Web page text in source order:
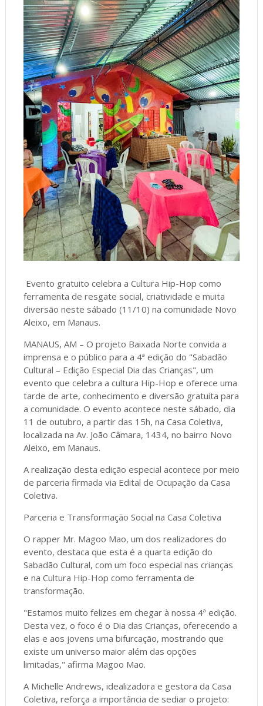
Evento gratuito celebra a Cultura Hip-Hop como
ferramenta de resgate social, criatividade e muita
diversão neste sábado (11/10) na comunidade Novo
Aleixo, em Manaus.
MANAUS, AM – O projeto Baixada Norte convida a
imprensa e o público para a 4ª edição do "Sabadão
Cultural – Edição Especial Dia das Crianças", um
evento que celebra a cultura Hip-Hop e oferece uma
tarde de arte, conhecimento e diversão gratuita para
a comunidade. O evento acontece neste sábado, dia
11 de outubro, a partir das 15h, na Casa Coletiva,
localizada na Av. João Câmara, 1434, no bairro Novo
Aleixo, em Manaus.
A realização desta edição especial acontece por meio
de parceria firmada via Edital de Ocupação da Casa
Coletiva.
Parceria e Transformação Social na Casa Coletiva
O rapper Mr. Magoo Mao, um dos realizadores do
evento, destaca que esta é a quarta edição do
Sabadão Cultural, com um foco especial nas crianças
e na Cultura Hip-Hop como ferramenta de
transformação.
"Estamos muito felizes em chegar à nossa 4ª edição.
Desta vez, o foco é o Dia das Crianças, oferecendo a
elas e aos jovens uma bifurcação, mostrando que
existe um universo maior além das opções
limitadas," afirma Magoo Mao.
A Michelle Andrews, idealizadora e gestora da Casa
Coletiva, reforça a importância de sediar o projeto: